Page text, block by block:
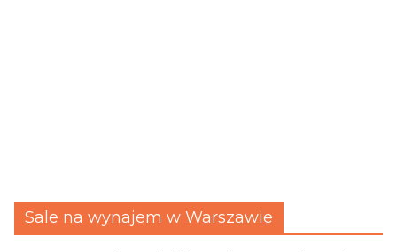
Sale na wynajem w Warszawie